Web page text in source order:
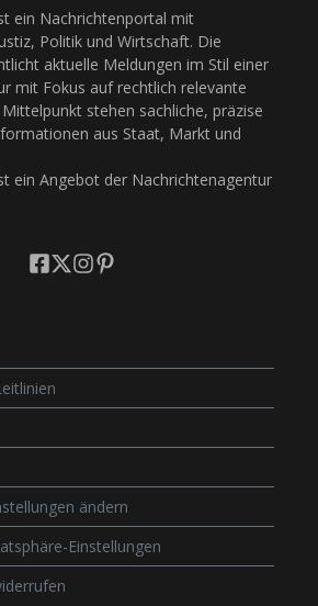
ein Nachrichtenportal mit
Politik und Wirtschaft. Die
aktuelle Meldungen im Stil einer
mit Fokus auf rechtlich relevante
stehen sachliche, präzise
aus Staat, Markt und
ein Angebot der Nachrichtenagentur
ändern
Einstellungen